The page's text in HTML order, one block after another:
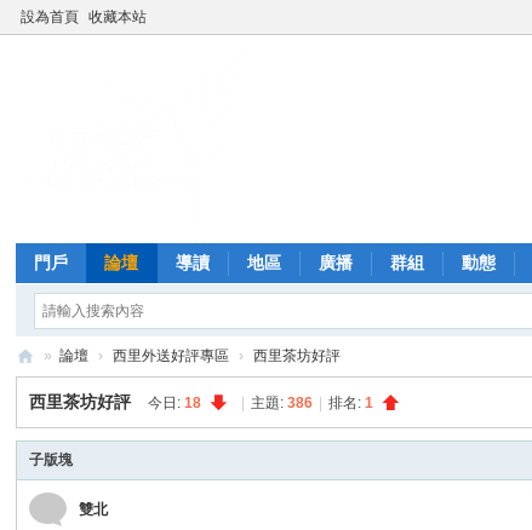
設為首頁 收藏本站
門戶 論壇 導讀 地區 廣播 群組 動態
西
里
外
送
» 論壇 › 西里外送好評專區 › 西里茶坊好評
西里茶坊好評 今日:18 主題:386 排名:1
子版塊
雙北